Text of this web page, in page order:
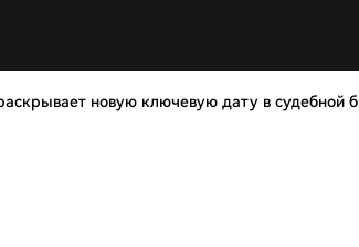
новую ключевую дату в судебной б